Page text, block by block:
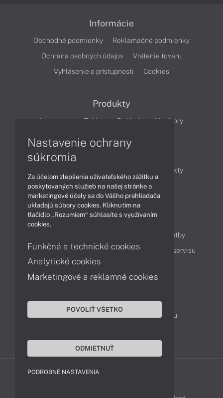
Informácie
Obchodné podmienky
Reklamačné podmienky
Ochrana osobných údajov
Vrátenie tovaru
Vyhlásenie o prístupnosti
Cookies
Produkty
Notebooky Tablety Počítače Monitory
Produkty
Technológie
Videá
Obsah
Možnosti doručenia a platby
Podpora a servis
Servisné služby Cenník servisu
Kontakty
043 4224 771
Obchodné oddelenie
Reklamácia tovaru
Nastavenie ochrany
súkromia
Za účelom zlepšenia užívateľského zážitku a
poskytovaných služieb na našej stránke a
marketingové účely sa do Vášho prehliadača
ukladajú súbory cookies. Kliknutím na
tlačidlo „Rozumiem“ súhlasíte s využívaním
cookies.
Funkčné a technické cookies
Analytické cookies
Marketingové a reklamné cookies
POVOLIŤ VŠETKO
ODMIETNUŤ
PODROBNÉ NASTAVENIA